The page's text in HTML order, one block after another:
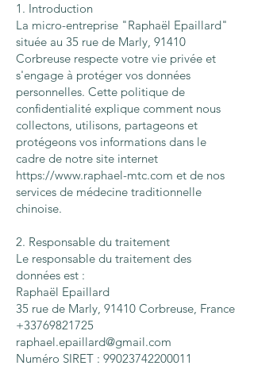
1. Introduction
La micro-entreprise "Raphaël Epaillard"
située au 35 rue de Marly, 91410
Corbreuse respecte votre vie privée et
s'engage à protéger vos données
personnelles. Cette politique de
confidentialité explique comment nous
collectons, utilisons, partageons et
protégeons vos informations dans le
cadre de notre site internet
https://www.raphael-mtc.com et de nos
services de médecine traditionnelle
chinoise.
2. Responsable du traitement
Le responsable du traitement des
données est :
Raphaël Epaillard
35 rue de Marly, 91410 Corbreuse, France
+33769821725
raphael.epaillard@gmail.com
Numéro SIRET : 99023742200011